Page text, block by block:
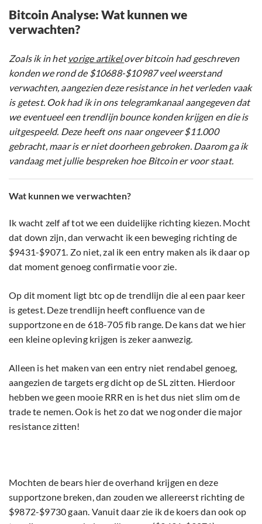
Bitcoin Analyse: Wat kunnen we
verwachten?
Zoals ik in hetvorige artikelover bitcoin had geschreven
konden we rond de $10688-$10987 veel weerstand
verwachten, aangezien deze resistance in het verleden vaak
is getest. Ook had ik in ons telegramkanaal aangegeven dat
we eventueel een trendlijn bounce konden krijgen en die is
uitgespeeld. Deze heeft ons naar ongeveer $11.000
gebracht, maar is er niet doorheen gebroken. Daarom ga ik
vandaag met jullie bespreken hoe Bitcoin er voor staat.
Wat kunnen we verwachten?
Ik wacht zelf af tot we een duidelijke richting kiezen. Mocht
dat down zijn, dan verwacht ik een beweging richting de
$9431-$9071. Zo niet, zal ik een entry maken als ik daar op
dat moment genoeg confirmatie voor zie.
Op dit moment ligt btc op de trendlijn die al een paar keer
is getest. Deze trendlijn heeft confluence van de
supportzone en de 618-705 fib range. De kans dat we hier
een kleine opleving krijgen is zeker aanwezig.
Alleen is het maken van een entry niet rendabel genoeg,
aangezien de targets erg dicht op de SL zitten. Hierdoor
hebben we geen mooie RRR en is het dus niet slim om de
trade te nemen. Ook is het zo dat we nog onder die major
resistance zitten!
Mochten de bears hier de overhand krijgen en deze
supportzone breken, dan zouden we allereerst richting de
$9872-$9730 gaan. Vanuit daar zie ik de koers dan ook op